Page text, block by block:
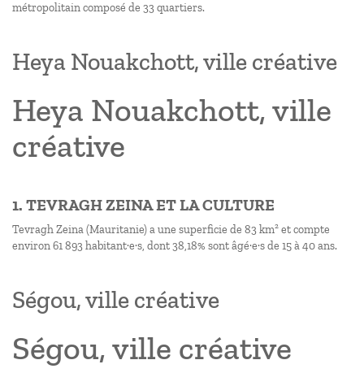
métropolitain composé de 33 quartiers.
Heya Nouakchott, ville créative
Heya Nouakchott, ville
créative
1. TEVRAGH ZEINA ET LA CULTURE
Tevragh Zeina (Mauritanie) a une superficie de 83 km² et compte
environ 61 893 habitant·e·s, dont 38,18% sont âgé·e·s de 15 à 40 ans.
Ségou, ville créative
Ségou, ville créative